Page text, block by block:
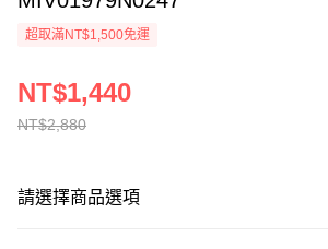
超取滿NT$1,500免運
NT$2,880
NT$1,440
請選擇商品選項